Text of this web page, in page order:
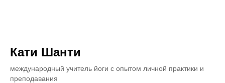
Кати Шанти
международный учитель йоги с опытом личной практики и
преподавания